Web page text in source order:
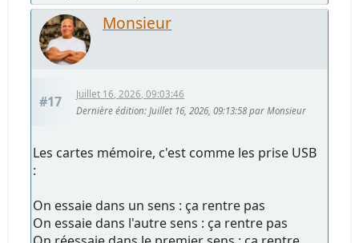
Monsieur
#17
Juillet 16, 2026, 09:03:46
Dernière édition: Juillet 16, 2026, 09:13:58 par Monsieur
Les cartes mémoire, c'est comme les prise USB
:
On essaie dans un sens : ça rentre pas
On essaie dans l'autre sens : ça rentre pas